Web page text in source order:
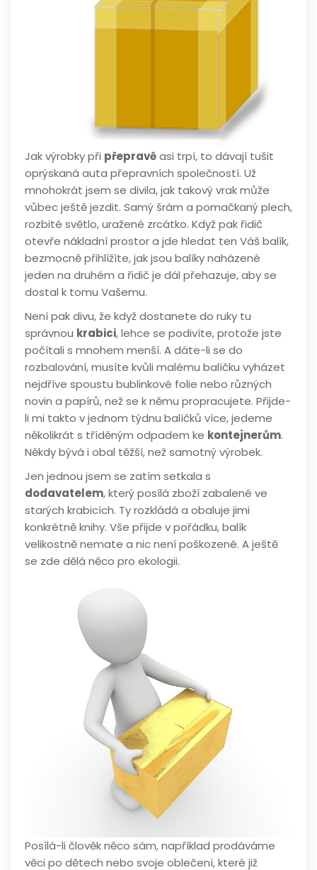
Jak výrobky při přepravěasi trpí, to dávají tušit
oprýskaná auta přepravních společností. Už
mnohokrát jsem se divila, jak takový vrak může
vůbec ještě jezdit. Samý šrám a pomačkaný plech,
rozbité světlo, uražené zrcátko. Když pak řidič
otevře nákladní prostor a jde hledat ten Váš balík,
bezmocně přihlížíte, jak jsou balíky naházené
jeden na druhém a řidič je dál přehazuje, aby se
dostal k tomu Vašemu.
Není pak divu, že když dostanete do ruky tu
správnou krabici, lehce se podivíte, protože jste
počítali s mnohem menší. A dáte-li se do
rozbalování, musíte kvůli malému balíčku vyházet
nejdříve spoustu bublinkové folie nebo různých
novin a papírů, než se k němu propracujete. Přijde-
li mi takto v jednom týdnu balíčků více, jedeme
několikrát s tříděným odpadem ke kontejnerům.
Někdy bývá i obal těžší, než samotný výrobek.
Jen jednou jsem se zatím setkala s
dodavatelem, který posílá zboží zabalené ve
starých krabicích. Ty rozkládá a obaluje jimi
konkrétně knihy. Vše přijde v pořádku, balík
velikostně nemate a nic není poškozené. A ještě
se zde dělá něco pro ekologii.
Posílá-li člověk něco sám, například prodáváme
věci po dětech nebo svoje oblečení, které již